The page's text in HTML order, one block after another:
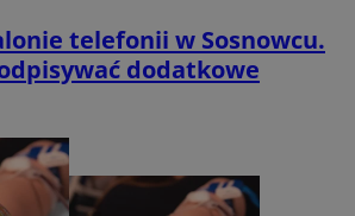
telefonii w Sosnowcu.
dodatkowe